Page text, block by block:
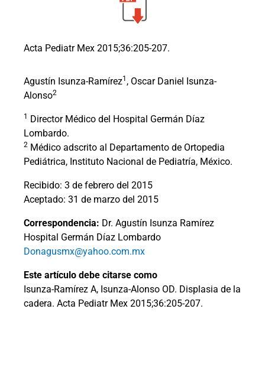
Acta Pediatr Mex 2015;36:205-207.
Agustín Isunza-Ramírez1 , Oscar Daniel Isunza-
Alonso2
1
Director Médico del Hospital Germán Díaz
Lombardo.
2 Médico adscrito al Departamento de Ortopedia
Pediátrica, Instituto Nacional de Pediatría, México.
Recibido: 3 de febrero del 2015
Aceptado: 31 de marzo del 2015
Correspondencia: Dr. Agustín Isunza Ramírez
Hospital Germán Díaz Lombardo
Donagusmx@yahoo.com.mx
Este artículo debe citarse como
Isunza-Ramírez A, Isunza-Alonso OD. Displasia de la
cadera. Acta Pediatr Mex 2015;36:205-207.